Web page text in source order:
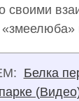
своими
Белка